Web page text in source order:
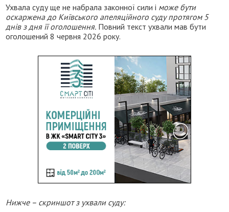
Ухвала суду ще не набрала законної сили і може бути
оскаржена до Київського апеляційного суду протягом 5
днів з дня її оголошення. Повний текст ухвали мав бути
оголошений 8 червня 2026 року.
Нижче – скриншот з ухвали суду: